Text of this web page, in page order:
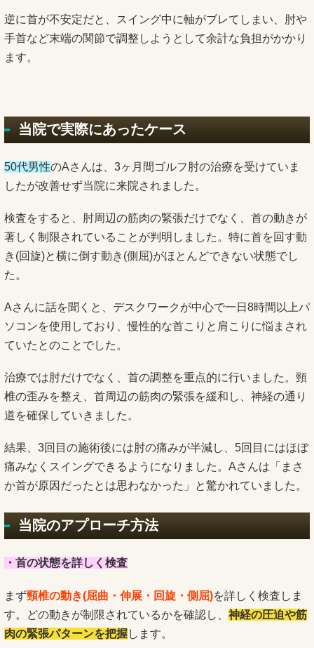
逆に首が不安定だと、スイング中に軸がブレてしまい、肘や
手首など末端の関節で調整しようとして余計な負担がかかり
ます。
当院で実際にあったケース
50代男性のAさんは、3ヶ月間ゴルフ肘の治療を受けていま
したが改善せず当院に来院されました。
検査をすると、肘周辺の筋肉の緊張だけでなく、首の動きが
著しく制限されていることが判明しました。特に首を回す動
き(回旋)と横に倒す動き(側屈)がほとんどできない状態でし
た。
Aさんに話を聞くと、デスクワークが中心で一日8時間以上パ
ソコンを使用しており、慢性的な首こりと肩こりに悩まされ
ていたとのことでした。
治療では肘だけでなく、首の調整を重点的に行いました。頸
椎の歪みを整え、首周辺の筋肉の緊張を緩和し、神経の通り
道を確保していきました。
結果、3回目の施術後には肘の痛みが半減し、5回目にはほぼ
痛みなくスイングできるようになりました。Aさんは「まさ
か首が原因だったとは思わなかった」と驚かれていました。
当院のアプローチ方法
・首の状態を詳しく検査
まず頸椎の動き(屈曲・伸展・回旋・側屈)を詳しく検査しま
す。どの動きが制限されているかを確認し、 神経の圧迫や筋
肉の緊張パターンを把握します。